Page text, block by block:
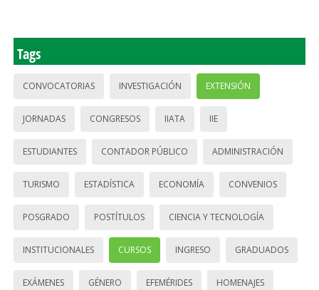
Tags
CONVOCATORIAS INVESTIGACIÓN EXTENSIÓN
JORNADAS CONGRESOS IIATA IIE
ESTUDIANTES CONTADOR PÚBLICO ADMINISTRACIÓN
TURISMO ESTADÍSTICA ECONOMÍA CONVENIOS
POSGRADO POSTÍTULOS CIENCIA Y TECNOLOGÍA
INSTITUCIONALES CURSOS INGRESO GRADUADOS
EXÁMENES GÉNERO EFEMÉRIDES HOMENAJES